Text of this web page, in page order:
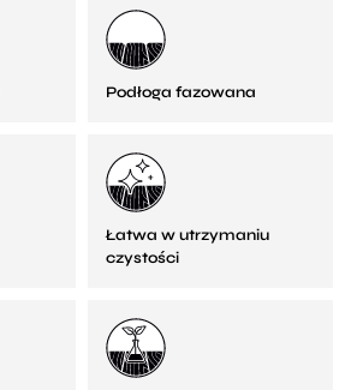
Podłoga fazowana
Łatwa w utrzymaniu
czystości